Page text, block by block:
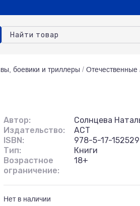
боевики и триллеры / Отечественные
Автор:
Солнцева
Издательство:
АСТ
ISBN:
978-5-17-
Тип:
Книги
Возрастное
ограничение:
18+
Нет в наличии